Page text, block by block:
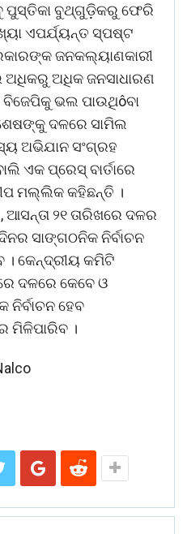
ପୁସ୍ତିକା ବୁଥ୍‌ଗୁଡ଼ିକରୁ ଫେରି
ଏପର୍ଯ୍ୟନ୍ତ ସ୍ପଷ୍ଟ
ଜନକଲ୍ୟାଣକାରୀ
ଅଧିକରୁ ଅଧିକ ଜନସାଧାରଣ
ଭଲ ପାଉଥିôବା
ଦଳରେ ସାମିଲ
ଅଭିଯାନ ସଂଗ୍ରହ
ଏକ ପ୍ରେସ୍ ବାର୍ତାରେ
ମଲ୍ଲିକ କହିଛନ୍ତି ।
୨୧ ତାରିଖରେ ଦଳର
ସାଙ୍ଗଠନିକ ନିର୍ବାଚନ
। କେନ୍ଦ୍ରୀୟ କମିଟି
ଦଳରେ କେବେ ଓ
ହେବ
ମିଳିପାରିବ ।